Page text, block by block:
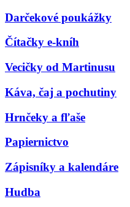
Darčekové poukážky
Čítačky e-kníh
Vecičky od Martinusu
Káva, čaj a pochutiny
Hrnčeky a fľaše
Papiernictvo
Zápisníky a kalendáre
Hudba